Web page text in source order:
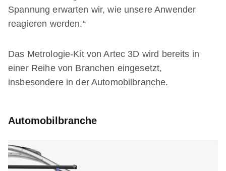
Spannung erwarten wir, wie unsere Anwender
reagieren werden.“
Das Metrologie-Kit von Artec 3D wird bereits in
einer Reihe von Branchen eingesetzt,
insbesondere in der Automobilbranche.
Automobilbranche